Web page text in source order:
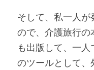
そして、私一人
ので、介護旅行
も出版して、一
のツールとして